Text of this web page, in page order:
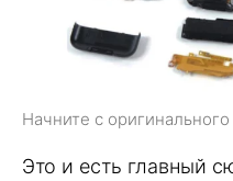
Начните с
Это и есть главный